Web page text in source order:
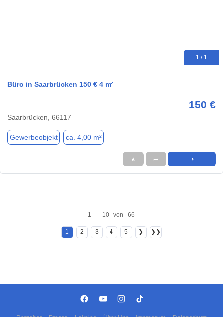
1 / 1
Büro in Saarbrücken 150 € 4 m²
150 €
Saarbrücken, 66117
Gewerbeobjekt ca. 4,00 m²
★ ➦ ➜
1 - 10 von 66
1 2 3 4 5 ❯ ❯❯